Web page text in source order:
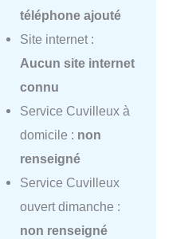
téléphone ajouté
Site internet :
Aucun site internet
connu
Service Cuvilleux à
domicile : non
renseigné
Service Cuvilleux
ouvert dimanche :
non renseigné